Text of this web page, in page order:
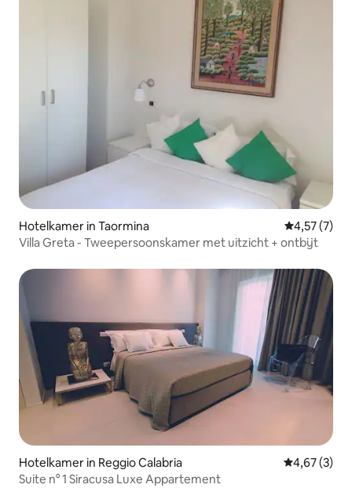
Hotelkamer in Taormina
4,57 (7)
Villa Greta - Tweepersoonskamer met uitzicht + ontbijt
Hotelkamer in Reggio Calabria
4,67 (3)
Suite n° 1 Siracusa Luxe Appartement